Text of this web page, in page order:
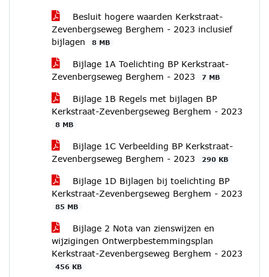
Besluit hogere waarden Kerkstraat-
Zevenbergseweg Berghem - 2023 inclusief
bijlagen
8 MB
Bijlage 1A Toelichting BP Kerkstraat-
Zevenbergseweg Berghem - 2023
7 MB
Bijlage 1B Regels met bijlagen BP
Kerkstraat-Zevenbergseweg Berghem - 2023
8 MB
Bijlage 1C Verbeelding BP Kerkstraat-
Zevenbergseweg Berghem - 2023
290 KB
Bijlage 1D Bijlagen bij toelichting BP
Kerkstraat-Zevenbergseweg Berghem - 2023
85 MB
Bijlage 2 Nota van zienswijzen en
wijzigingen Ontwerpbestemmingsplan
Kerkstraat-Zevenbergseweg Berghem - 2023
456 KB